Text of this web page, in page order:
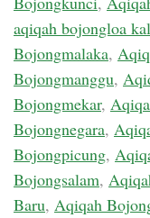
aqiqah bojongloa
Bojongmalaka,
Bojongmanggu,
Bojongmekar,
Bojongnegara,
Bojongpicung,
Bojongsalam,
Baru, Aqiqah